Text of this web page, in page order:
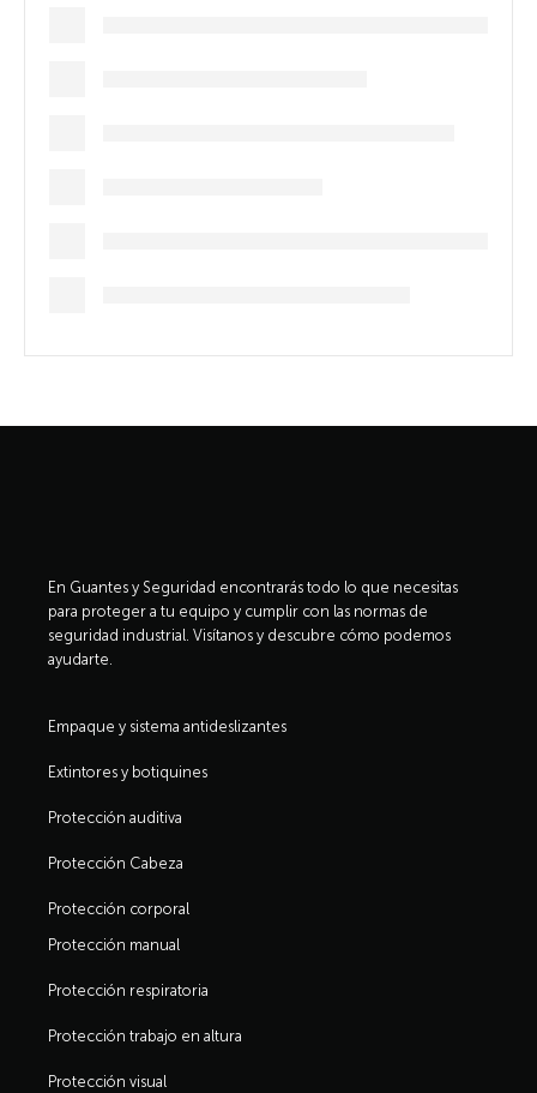
En Guantes y Seguridad encontrarás todo lo que necesitas
para proteger a tu equipo y cumplir con las normas de
seguridad industrial. Visítanos y descubre cómo podemos
ayudarte.
Empaque y sistema antideslizantes
Extintores y botiquines
Protección auditiva
Protección Cabeza
Protección corporal
Protección manual
Protección respiratoria
Protección trabajo en altura
Protección visual